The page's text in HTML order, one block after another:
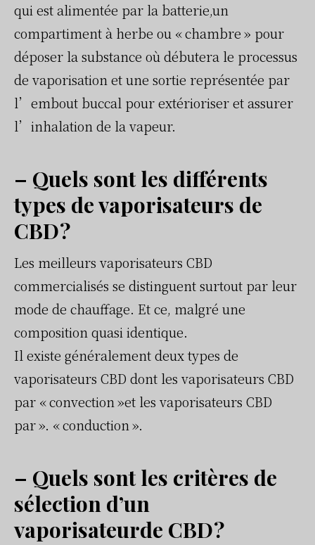
qui est alimentée par la batterie,un
compartiment à herbe ou « chambre » pour
déposer la substance où débutera le processus
de vaporisation et une sortie représentée par
l’embout buccal pour extérioriser et assurer
l’inhalation de la vapeur.
– Quels sont les différents
types de vaporisateurs de
CBD ?
Les meilleurs vaporisateurs CBD
commercialisés se distinguent surtout par leur
mode de chauffage. Et ce, malgré une
composition quasi identique.
Il existe généralement deux types de
vaporisateurs CBD dont les vaporisateurs CBD
par « convection »et les vaporisateurs CBD
par ». « conduction ».
– Quels sont les critères de
sélection d’un
vaporisateurde CBD ?